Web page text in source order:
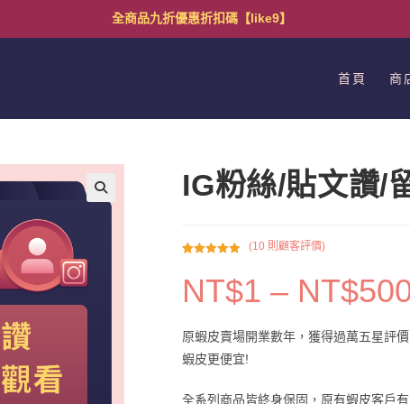
全商品九折優惠折扣碼【like9】
首頁 商
IG粉絲/貼文讚/
5，已有位
顧客進行評
(10 則顧客評價)
NT$1 – NT$
原蝦皮賣場開業數年，獲得過萬五星評
蝦皮更便宜!
全系列商品皆終身保固，原有蝦皮客戶